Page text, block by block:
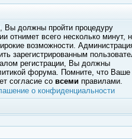
Вы должны пройти процедуру
отнимет всего несколько минут,
возможности.
зарегистрированным
регистрации, Вы должны
форума. Помните, что Ваше
согласие со всеми правилами.
о конфиденциальности